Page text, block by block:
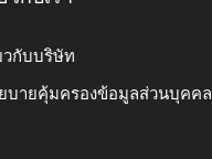
วกับบริษัท
บายคุ้มครองข้อมูลส่วนบุคคล